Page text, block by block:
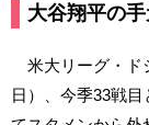
大谷翔平の手
米大リーグ・ド
日）、今季33戦